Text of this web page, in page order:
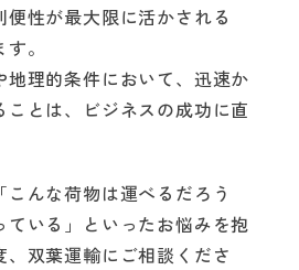
便性が最大限に活かされる
。
理的条件において、迅速か
とは、ビジネスの成功に直
んな荷物は運べるだろう
いる」といったお悩みを抱
双葉運輸にご相談くださ